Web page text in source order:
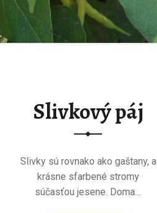
Slivkový páj
Slivky sú rovnako ako gaštany, a
krásne sfarbené stromy
súčasťou jesene. Doma…